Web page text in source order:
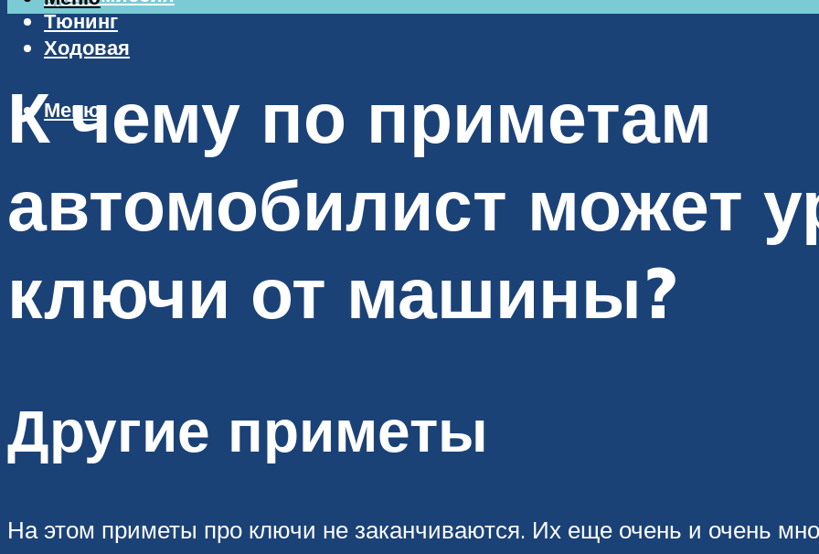
Тюнинг
Ходовая
Меню
К чему по приметам
автомобилист может
ключи от машины?
Другие приметы
На этом приметы про ключи не заканчиваются. Их еще очень и очень